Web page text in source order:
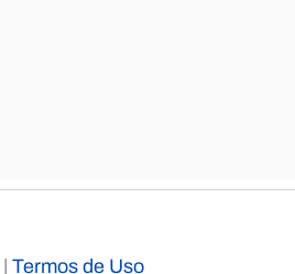
| Termos de Uso